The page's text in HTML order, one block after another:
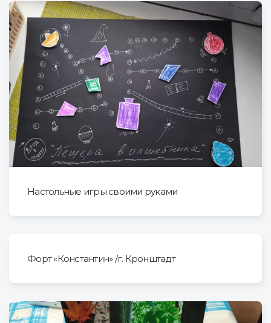
Настольные игры своими руками
Форт «Константин» /г. Кронштадт